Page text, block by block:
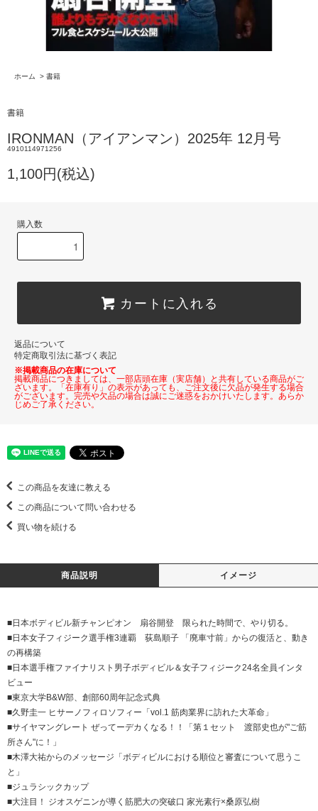
ホーム > 書籍
書籍
IRONMAN（アイアンマン）2025年 12月号
4910114971256
1,100円(税込)
購入数
カートに入れる
返品について
特定商取引法に基づく表記
※掲載商品の在庫について
掲載商品につきましては、一部店頭在庫（実店舗）と共有している商品がご
ざいます。「在庫有り」の表示があっても、ご注文後に欠品が発生する場合
がございます。完売や欠品の場合は誠にご迷惑をおかけいたします。あらか
じめご了承ください。
この商品を友達に教える
この商品について問い合わせる
買い物を続ける
商品説明 イメージ
■日本ボディビル新チャンピオン 扇谷開登 限られた時間で、やり切る。
■日本女子フィジーク選手権3連覇 荻島順子 「廃車寸前」からの復活と、動き
の再構築
■日本選手権ファイナリスト男子ボディビル＆女子フィジーク24名全員インタ
ビュー
■東京大学B&W部、創部60周年記念式典
■久野圭一 ヒサーノフィロソフィー「vol.1 筋肉業界に訪れた大革命」
■サイヤマングレート ぜってーデカくなる！！「第１セット 渡部史也が"ご筋
所さん"に！」
■木澤大祐からのメッセージ「ボディビルにおける順位と審査について思うこ
と」
■ジュラシックカップ
■大注目！ ジオスゲニンが導く筋肥大の突破口 家光素行×桑原弘樹